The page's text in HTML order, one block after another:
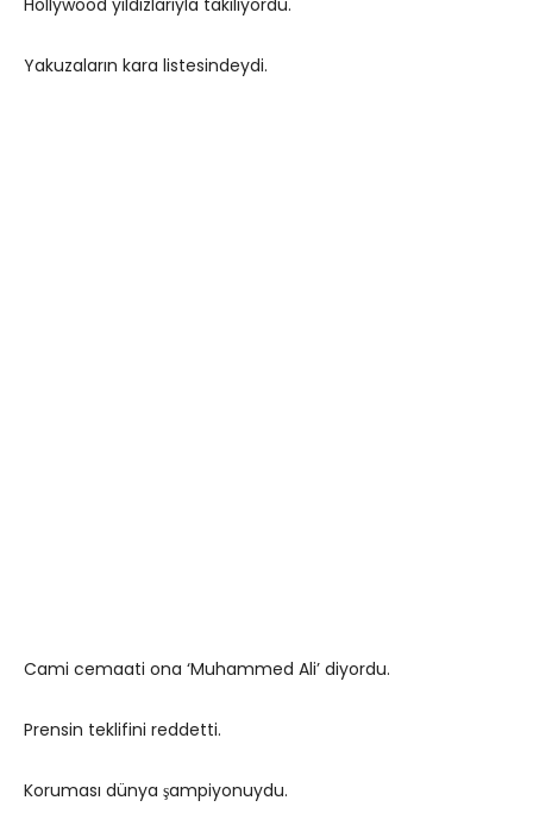
Hollywood yıldızlarıyla takılıyordu.
Yakuzaların kara listesindeydi.
Cami cemaati ona ‘Muhammed Ali’ diyordu.
Prensin teklifini reddetti.
Koruması dünya şampiyonuydu.